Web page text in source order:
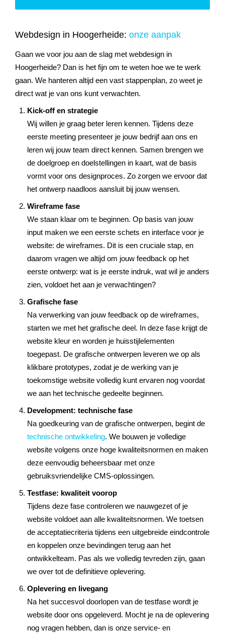
Webdesign in Hoogerheide: onze aanpak
Gaan we voor jou aan de slag met webdesign in
Hoogerheide? Dan is het fijn om te weten hoe we te werk
gaan. We hanteren altijd een vast stappenplan, zo weet je
direct wat je van ons kunt verwachten.
Kick-off en strategie
Wij willen je graag beter leren kennen. Tijdens deze
eerste meeting presenteer je jouw bedrijf aan ons en
leren wij jouw team direct kennen. Samen brengen we
de doelgroep en doelstellingen in kaart, wat de basis
vormt voor ons designproces. Zo zorgen we ervoor dat
het ontwerp naadloos aansluit bij jouw wensen.
Wireframe fase
We staan klaar om te beginnen. Op basis van jouw
input maken we een eerste schets en interface voor je
website: de wireframes. Dit is een cruciale stap, en
daarom vragen we altijd om jouw feedback op het
eerste ontwerp: wat is je eerste indruk, wat wil je anders
zien, voldoet het aan je verwachtingen?
Grafische fase
Na verwerking van jouw feedback op de wireframes,
starten we met het grafische deel. In deze fase krijgt de
website kleur en worden je huisstijlelementen
toegepast. De grafische ontwerpen leveren we op als
klikbare prototypes, zodat je de werking van je
toekomstige website volledig kunt ervaren nog voordat
we aan het technische gedeelte beginnen.
Development: technische fase
Na goedkeuring van de grafische ontwerpen, begint de
technische ontwikkeling. We bouwen je volledige
website volgens onze hoge kwaliteitsnormen en maken
deze eenvoudig beheersbaar met onze
gebruiksvriendelijke CMS-oplossingen.
Testfase: kwaliteit voorop
Tijdens deze fase controleren we nauwgezet of je
website voldoet aan alle kwaliteitsnormen. We toetsen
de acceptatiecriteria tijdens een uitgebreide eindcontrole
en koppelen onze bevindingen terug aan het
ontwikkelteam. Pas als we volledig tevreden zijn, gaan
we over tot de definitieve oplevering.
Oplevering en livegang
Na het succesvol doorlopen van de testfase wordt je
website door ons opgeleverd. Mocht je na de oplevering
nog vragen hebben, dan is onze service- en